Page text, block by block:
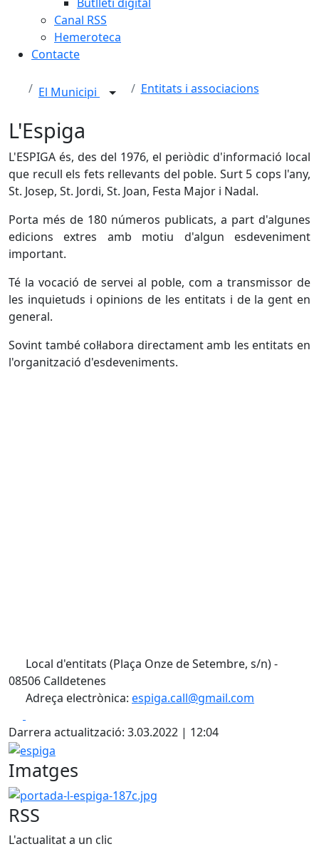
Canal RSS
Hemeroteca
Contacte
El Municipi Entitats i associacions
L'Espiga
L'ESPIGA és, des del 1976, el periòdic d'informació local
que recull els fets rellevants del poble. Surt 5 cops l'any,
St. Josep, St. Jordi, St. Joan, Festa Major i Nadal.
Porta més de 180 números publicats, a part d'algunes
edicions extres amb motiu d'algun esdeveniment
important.
Té la vocació de servei al poble, com a transmissor de
les inquietuds i opinions de les entitats i de la gent en
general.
Sovint també col·labora directament amb les entitats en
l'organització d'esdeveniments.
Local d'entitats (Plaça Onze de Setembre, s/n) -
08506 Calldetenes
Adreça electrònica: espiga.call@gmail.com
Darrera actualització: 3.03.2022 | 12:04
espiga
Imatges
portada-l-espiga-187c.jpg
RSS
L'actualitat a un clic